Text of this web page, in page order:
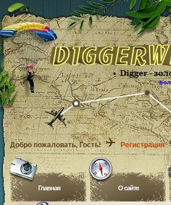
Добро пожаловать, Гость! Регистрация
Главная O сайте